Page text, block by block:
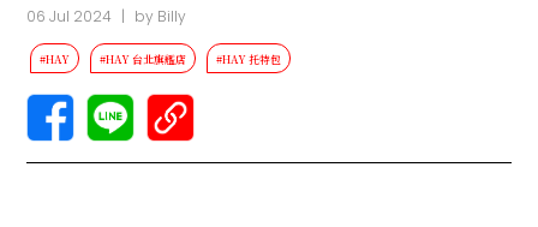
06 Jul 2024 | by Billy
#HAY #HAY 台北旗艦店 #HAY 托特包